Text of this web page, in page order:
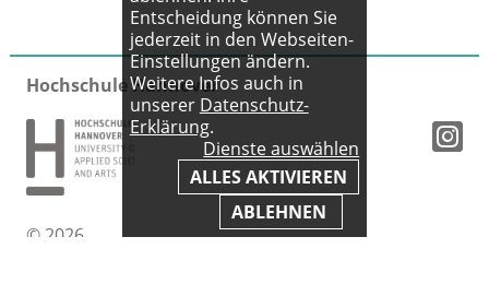
Hochschule Hannover
© 2026
Entscheidung können Sie
jederzeit in den Webseiten-
Einstellungen ändern.
Weitere Infos auch in
unserer Datenschutz-
Erklärung.
Dienste auswählen
ALLES AKTIVIEREN
ABLEHNEN